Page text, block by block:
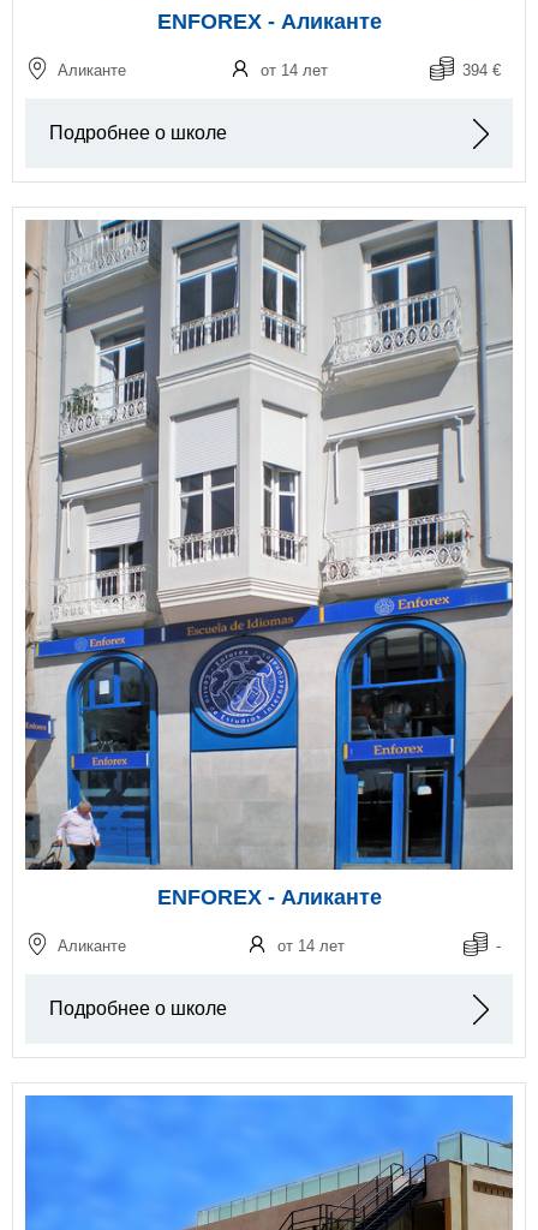
ENFOREX - Аликанте
Аликанте от 14 лет 394 €
Подробнее о школе
ENFOREX - Аликанте
Аликанте от 14 лет -
Подробнее о школе